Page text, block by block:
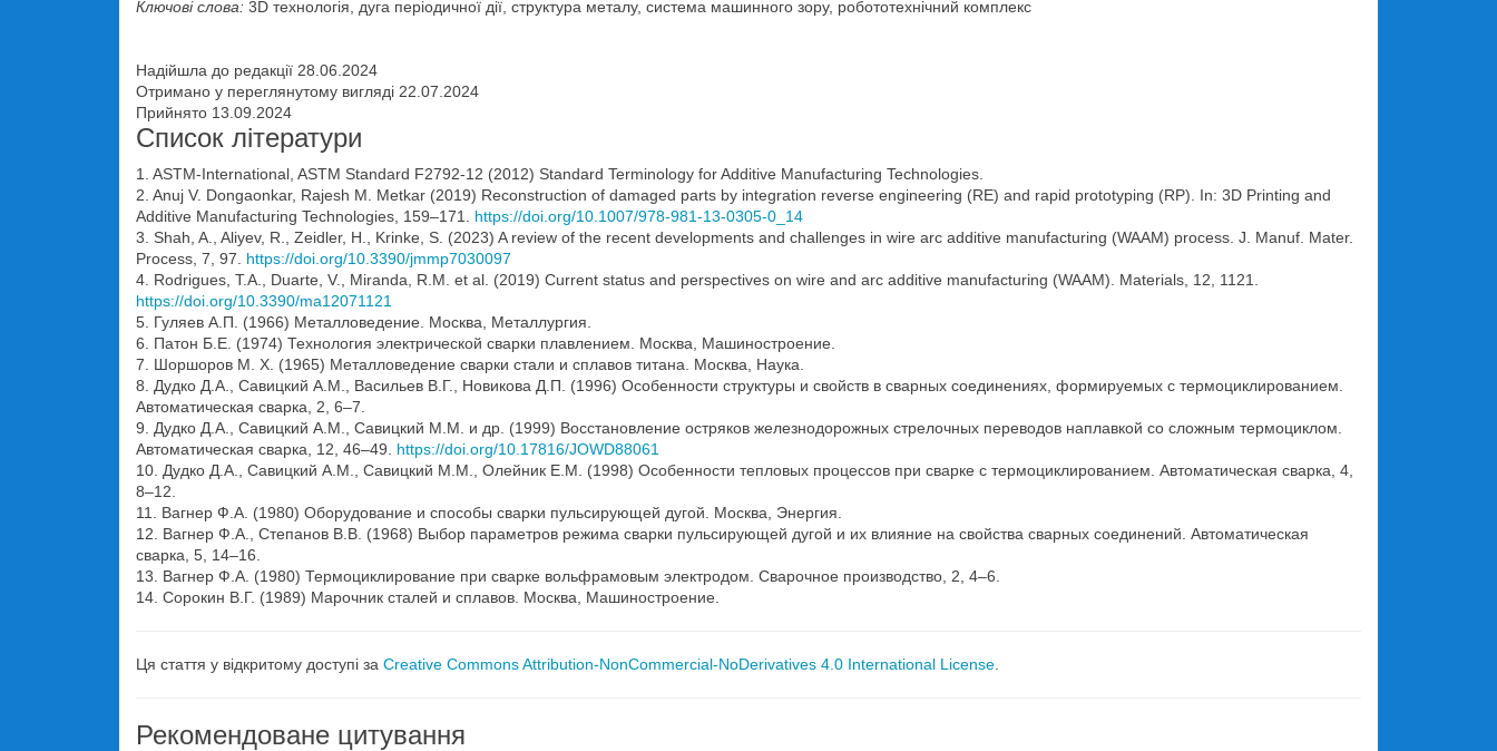
Ключові слова: 3D технологія, дуга періодичної дії, структура металу, система машинного зору, робототехнічний комплекс
Надійшла до редакції 28.06.2024
Отримано у переглянутому вигляді 22.07.2024
Прийнято 13.09.2024
Список літератури
1. ASTM-International, ASTM Standard F2792-12 (2012) Standard Terminology for Additive Manufacturing Technologies.
2. Anuj V. Dongaonkar, Rajesh M. Metkar (2019) Reconstruction of damaged parts by integration reverse engineering (RE) and rapid prototyping (RP). In: 3D Printing and
Additive Manufacturing Technologies, 159–171. https://doi.org/10.1007/978-981-13-0305-0_14
3. Shah, A., Aliyev, R., Zeidler, H., Krinke, S. (2023) A review of the recent developments and challenges in wire arc additive manufacturing (WAAM) process. J. Manuf. Mater.
Process, 7, 97. https://doi.org/10.3390/jmmp7030097
4. Rodrigues, T.A., Duarte, V., Miranda, R.M. et al. (2019) Current status and perspectives on wire and arc additive manufacturing (WAAM). Materials, 12, 1121.
https://doi.org/10.3390/ma12071121
5. Гуляев А.П. (1966) Металловедение. Москва, Металлургия.
6. Патон Б.Е. (1974) Технология электрической сварки плавлением. Москва, Машиностроение.
7. Шоршоров М. Х. (1965) Металловедение сварки стали и сплавов титана. Москва, Наука.
8. Дудко Д.А., Савицкий А.М., Васильев В.Г., Новикова Д.П. (1996) Особенности структуры и свойств в сварных соединениях, формируемых с термоциклированием.
Автоматическая сварка, 2, 6–7.
9. Дудко Д.А., Савицкий А.М., Савицкий М.М. и др. (1999) Восстановление остряков железнодорожных стрелочных переводов наплавкой со сложным термоциклом.
Автоматическая сварка, 12, 46–49. https://doi.org/10.17816/JOWD88061
10. Дудко Д.А., Савицкий А.М., Савицкий М.М., Олейник Е.М. (1998) Особенности тепловых процессов при сварке с термоциклированием. Автоматическая сварка, 4,
8–12.
11. Вагнер Ф.А. (1980) Оборудование и способы сварки пульсирующей дугой. Москва, Энергия.
12. Вагнер Ф.А., Степанов В.В. (1968) Выбор параметров режима сварки пульсирующей дугой и их влияние на свойства сварных соединений. Автоматическая
сварка, 5, 14–16.
13. Вагнер Ф.А. (1980) Термоциклирование при сварке вольфрамовым электродом. Сварочное производство, 2, 4–6.
14. Сорокин В.Г. (1989) Марочник сталей и сплавов. Mосква, Машиностроение.
Ця стаття у відкритому доступі за Creative Commons Attribution-NonCommercial-NoDerivatives 4.0 International License
Рекомендоване цитування